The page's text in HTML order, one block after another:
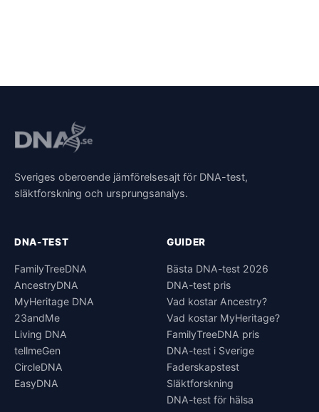
Sveriges oberoende jämförelsesajt för DNA-test,
släktforskning och ursprungsanalys.
DNA-TEST
FamilyTreeDNA
AncestryDNA
MyHeritage DNA
23andMe
Living DNA
tellmeGen
CircleDNA
EasyDNA
GUIDER
Bästa DNA-test 2026
DNA-test pris
Vad kostar Ancestry?
Vad kostar MyHeritage?
FamilyTreeDNA pris
DNA-test i Sverige
Faderskapstest
Släktforskning
DNA-test för hälsa